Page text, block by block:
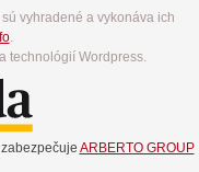
vyhradené a vykonáva ich
.
technológií Wordpress.
ARBERTO GROUP